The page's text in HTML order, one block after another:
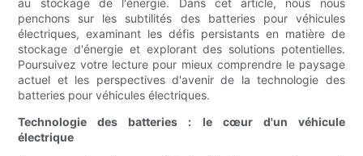
au stockage de l'énergie. Dans cet article, nous nous
penchons sur les subtilités des batteries pour véhicules
électriques, examinant les défis persistants en matière de
stockage d'énergie et explorant des solutions potentielles.
Poursuivez votre lecture pour mieux comprendre le paysage
actuel et les perspectives d'avenir de la technologie des
batteries pour véhicules électriques.
Technologie des batteries : le cœur d'un véhicule
électrique